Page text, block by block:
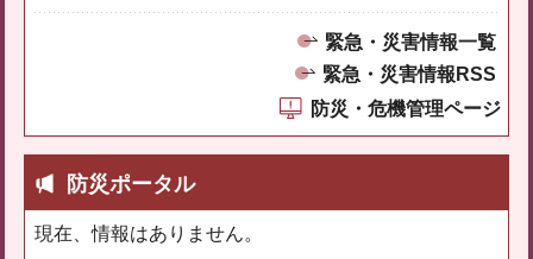
緊急・災害情報一覧
緊急・災害情報RSS
防災・危機管理ページ
防災ポータル
現在、情報はありません。